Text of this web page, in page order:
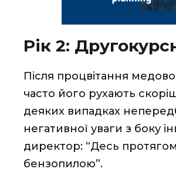
Рік 2:
Після процвітання
часто його рухають
деяких випадках
негативної уваги з боку
директор: “Десь
бензопилою”.